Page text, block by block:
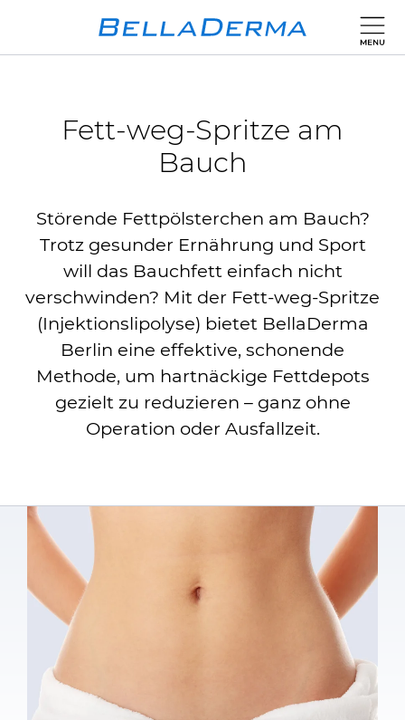
Fett-weg-Spritze am
Bauch
Störende Fettpölsterchen am Bauch?
Trotz gesunder Ernährung und Sport
will das Bauchfett einfach nicht
verschwinden? Mit der Fett-weg-Spritze
(Injektionslipolyse) bietet BellaDerma
Berlin eine effektive, schonende
Methode, um hartnäckige Fettdepots
gezielt zu reduzieren – ganz ohne
Operation oder Ausfallzeit.